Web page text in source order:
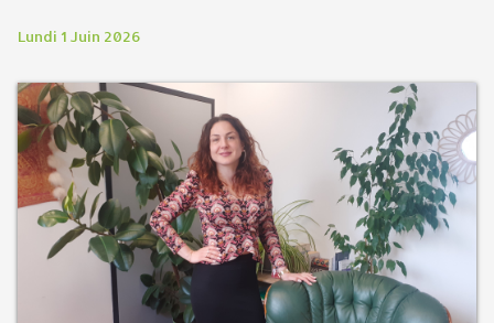
Lundi 1 Juin 2026